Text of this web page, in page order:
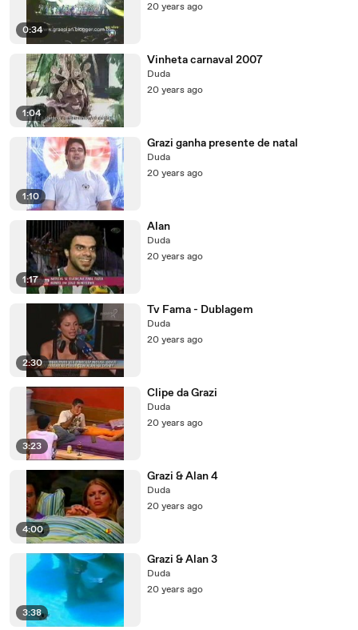
0:34
20 years ago
1:04
Vinheta carnaval 2007
Duda
20 years ago
1:10
Grazi ganha presente de natal
Duda
20 years ago
1:17
Alan
Duda
20 years ago
2:30
Tv Fama - Dublagem
Duda
20 years ago
3:23
Clipe da Grazi
Duda
20 years ago
4:00
Grazi & Alan 4
Duda
20 years ago
3:38
Grazi & Alan 3
Duda
20 years ago